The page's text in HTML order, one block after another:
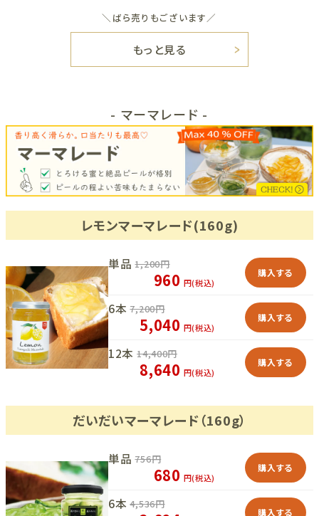
＼ばら売りもございます／
もっと見る
- マーマレード -
レモンマーマレード(160g)
単品 1,200円
960 円(税込)
購入する
6本 7,200円
5,040 円(税込)
購入する
12本 14,400円
8,640 円(税込)
購入する
だいだいマーマレード（160g）
単品 756円
680 円(税込)
購入する
6本 4,536円
購入する